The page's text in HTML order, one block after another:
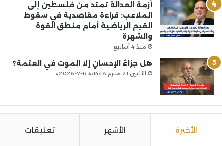
أزمة العدالة تمتد من فلسطين إلى
الملاعب: قراءة مقاصدية في سقوط
القيم الرياضية أمام منطق القوة
والشهرة
منذ 4 أسابيع
هل جزاءُ الإحسانِ إلا الموت في العتمة؟
الأثنين 21 محرم 1448هـ 6-7-2026م
الأخيرة الأشهر تعليقات